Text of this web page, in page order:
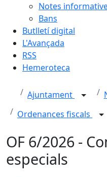
Notes
Bans
Butlletí digital
L'Avançada
RSS
Hemeroteca
Ajuntament
Ordenances fiscals
OF 6/2026 -
especials